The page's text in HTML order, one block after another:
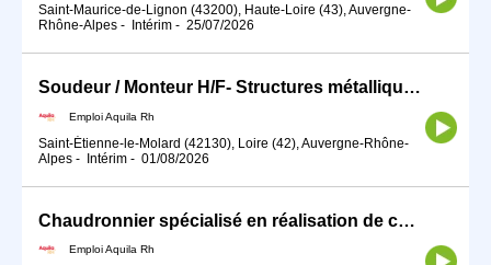
Saint-Maurice-de-Lignon (43200), Haute-Loire (43), Auvergne-
Rhône-Alpes - Intérim - 25/07/2026
Soudeur / Monteur H/F- Structures métalliques sur mesure
Emploi Aquila Rh
Saint-Étienne-le-Molard (42130), Loire (42), Auvergne-Rhône-
Alpes - Intérim - 01/08/2026
Chaudronnier spécialisé en réalisation de cuves pharma H/F
Emploi Aquila Rh